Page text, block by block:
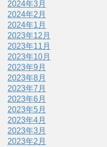
2024年3月
2024年2月
2024年1月
2023年12月
2023年11月
2023年10月
2023年9月
2023年8月
2023年7月
2023年6月
2023年5月
2023年4月
2023年3月
2023年2月